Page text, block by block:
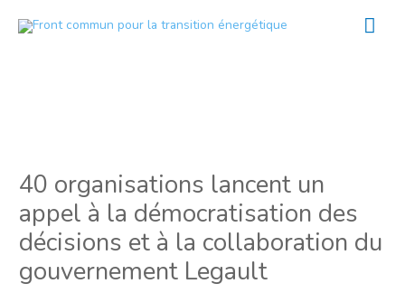
40 organisations lancent un
appel à la démocratisation des
décisions et à la collaboration du
gouvernement Legault